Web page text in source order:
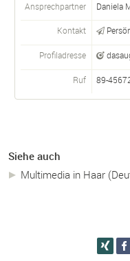
Ansprechpartner Daniela
Kontakt
Profiladresse
Ruf 89-
Siehe auch
Multimedia in Haar